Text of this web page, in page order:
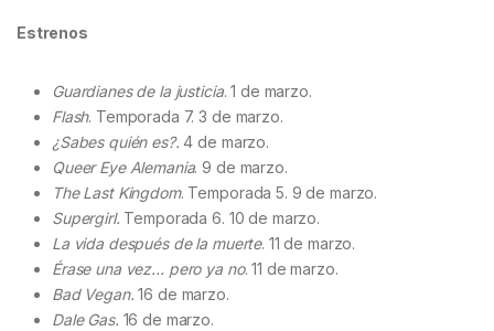
Estrenos
Guardianes de la justicia. 1 de marzo.
Flash. Temporada 7. 3 de marzo.
¿Sabes quién es?. 4 de marzo.
Queer Eye Alemania. 9 de marzo.
The Last Kingdom. Temporada 5. 9 de marzo.
Supergirl. Temporada 6. 10 de marzo.
La vida después de la muerte. 11 de marzo.
Érase una vez… pero ya no. 11 de marzo.
Bad Vegan. 16 de marzo.
Dale Gas. 16 de marzo.